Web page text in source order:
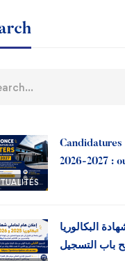
2026-2027 :
البكالوريا
فتح باب التسجيل